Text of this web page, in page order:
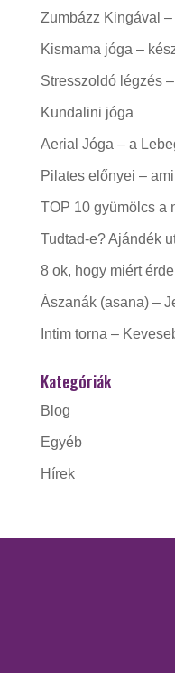
Zumbázz Kingával
Kismama jóga –
Stresszoldó légzés
Kundalini jóga
Aerial Jóga – a
Pilates előnyei –
TOP 10 gyümölcs a
Tudtad-e? Ajándék
8 ok, hogy miért
Ászanák (asana) –
Intim torna –
Kategóriák
Blog
Egyéb
Hírek